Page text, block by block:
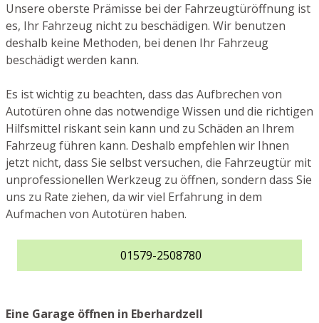
Unsere oberste Prämisse bei der Fahrzeugtüröffnung ist
es, Ihr Fahrzeug nicht zu beschädigen. Wir benutzen
deshalb keine Methoden, bei denen Ihr Fahrzeug
beschädigt werden kann.
Es ist wichtig zu beachten, dass das Aufbrechen von
Autotüren ohne das notwendige Wissen und die richtigen
Hilfsmittel riskant sein kann und zu Schäden an Ihrem
Fahrzeug führen kann. Deshalb empfehlen wir Ihnen
jetzt nicht, dass Sie selbst versuchen, die Fahrzeugtür mit
unprofessionellen Werkzeug zu öffnen, sondern dass Sie
uns zu Rate ziehen, da wir viel Erfahrung in dem
Aufmachen von Autotüren haben.
01579-2508780
Eine Garage öffnen in Eberhardzell